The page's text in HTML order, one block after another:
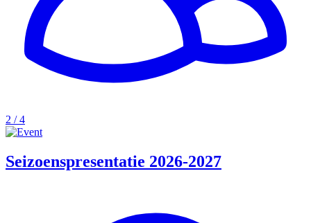
2 / 4
Seizoenspresentatie 2026-2027